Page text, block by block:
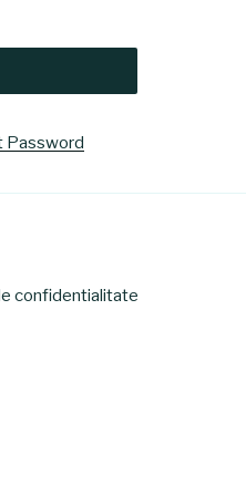
Password
confidentialitate